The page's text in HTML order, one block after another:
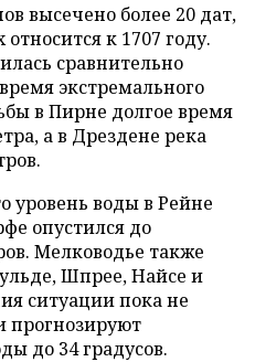
высечено более 20 дат,
к 1707 году.
сравнительно
экстремального
в Пирне долгое время
а в Дрездене река
уровень воды в Рейне
опустился до
Мелководье также
Шпрее, Найсе и
ситуации пока не
прогнозируют
до 34 градусов.